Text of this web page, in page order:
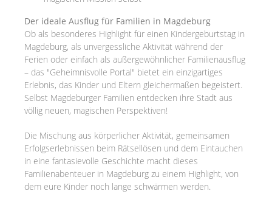
Der ideale Ausflug für Familien in Magdeburg
Ob als besonderes Highlight für einen Kindergeburtstag in
Magdeburg, als unvergessliche Aktivität während der
Ferien oder einfach als außergewöhnlicher Familienausflug
– das "Geheimnisvolle Portal" bietet ein einzigartiges
Erlebnis, das Kinder und Eltern gleichermaßen begeistert.
Selbst Magdeburger Familien entdecken ihre Stadt aus
völlig neuen, magischen Perspektiven!
Die Mischung aus körperlicher Aktivität, gemeinsamen
Erfolgserlebnissen beim Rätsellösen und dem Eintauchen
in eine fantasievolle Geschichte macht dieses
Familienabenteuer in Magdeburg zu einem Highlight, von
dem eure Kinder noch lange schwärmen werden.